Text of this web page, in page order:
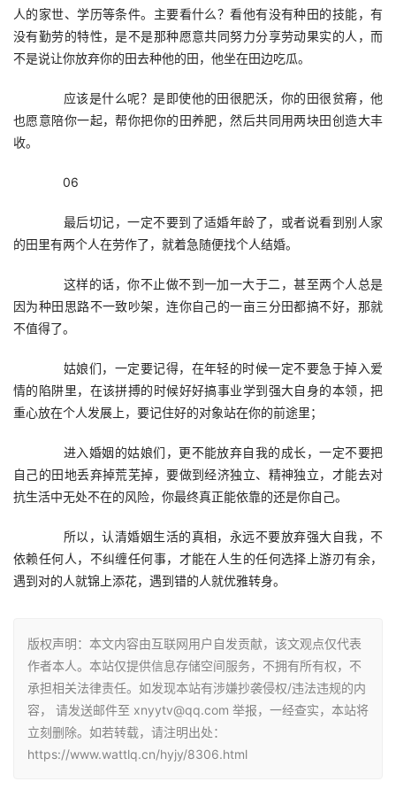
人的家世、学历等条件。主要看什么？看他有没有种田的技能，有
没有勤劳的特性，是不是那种愿意共同努力分享劳动果实的人，而
不是说让你放弃你的田去种他的田，他坐在田边吃瓜。
应该是什么呢？是即使他的田很肥沃，你的田很贫瘠，他
也愿意陪你一起，帮你把你的田养肥，然后共同用两块田创造大丰
收。
06
最后切记，一定不要到了适婚年龄了，或者说看到别人家
的田里有两个人在劳作了，就着急随便找个人结婚。
这样的话，你不止做不到一加一大于二，甚至两个人总是
因为种田思路不一致吵架，连你自己的一亩三分田都搞不好，那就
不值得了。
姑娘们，一定要记得，在年轻的时候一定不要急于掉入爱
情的陷阱里，在该拼搏的时候好好搞事业学到强大自身的本领，把
重心放在个人发展上，要记住好的对象站在你的前途里；
进入婚姻的姑娘们，更不能放弃自我的成长，一定不要把
自己的田地丢弃掉荒芜掉，要做到经济独立、精神独立，才能去对
抗生活中无处不在的风险，你最终真正能依靠的还是你自己。
所以，认清婚姻生活的真相，永远不要放弃强大自我，不
依赖任何人，不纠缠任何事，才能在人生的任何选择上游刃有余，
遇到对的人就锦上添花，遇到错的人就优雅转身。
版权声明：本文内容由互联网用户自发贡献，该文观点仅代表
作者本人。本站仅提供信息存储空间服务，不拥有所有权，不
承担相关法律责任。如发现本站有涉嫌抄袭侵权/违法违规的内
容， 请发送邮件至 xnyytv@qq.com 举报，一经查实，本站将
立刻删除。如若转载，请注明出处：
https://www.wattlq.cn/hyjy/8306.html